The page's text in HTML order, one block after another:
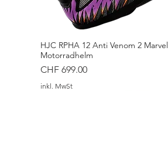
HJC RPHA 12 Anti Venom 2 Marvel
Motorradhelm
Preis
CHF 699.00
inkl. MwSt